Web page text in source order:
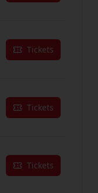
Tickets
Tickets
Tickets